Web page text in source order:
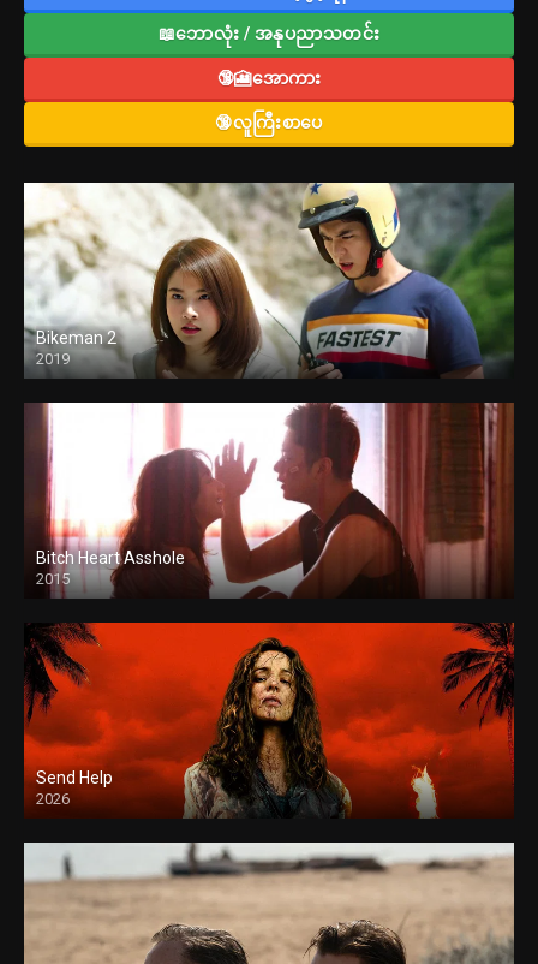
📖ဘောလုံး / အနုပညာသတင်း
🔞🎦အောကား
🔞လူကြီးစာပေ
Bikeman 2
2019
Bitch Heart Asshole
2015
Send Help
2026